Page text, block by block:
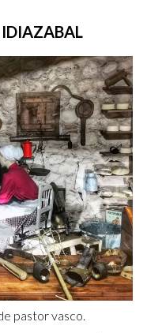
IDIAZABAL
pastor vasco.